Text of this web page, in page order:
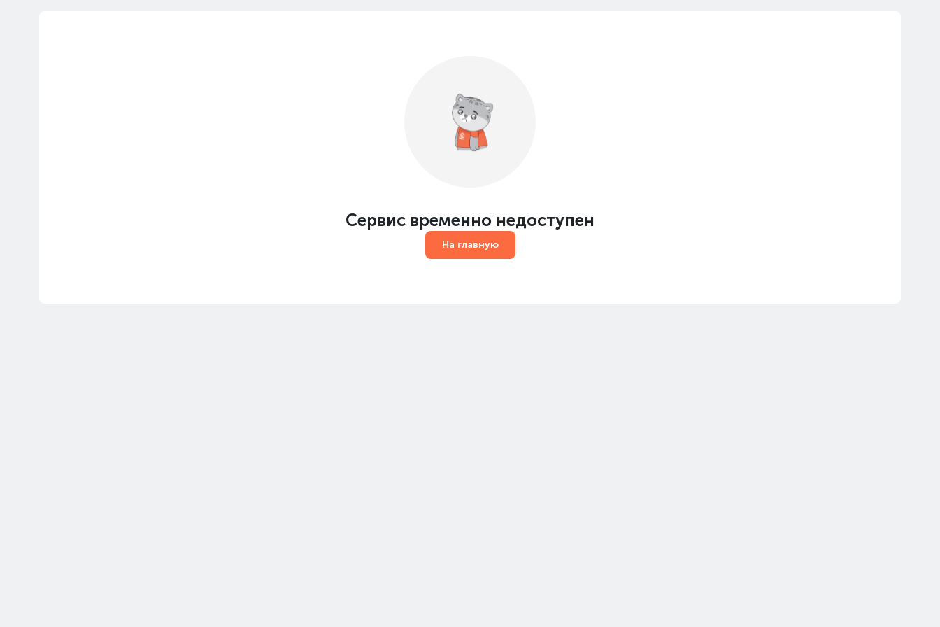
Сервис временно недоступен
На главную